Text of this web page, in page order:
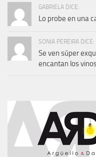
GABRIELA DICE:
Lo probe en una
SONIA PEREIRA DICE:
Se ven súper
encantan los